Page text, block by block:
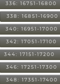
336: 16751-16800
338: 16851-16900
340: 16951-17000
342: 17051-17100
344: 17151-17200
346: 17251-17300
348: 17351-17400